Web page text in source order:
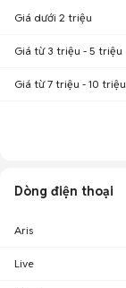
Giá dưới 2 triệu
Giá từ 3 triệu - 5 triệu
Giá từ 7 triệu - 10 triệu
Dòng điện thoại
Aris
Live